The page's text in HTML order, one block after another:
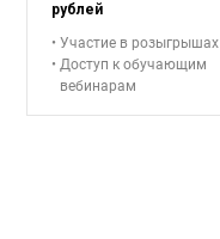
рублей
Участие в розыгрышах
Доступ к обучающим
вебинарам